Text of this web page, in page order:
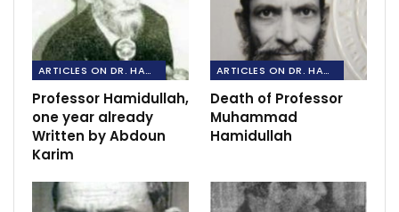
ARTICLES ON DR. HAMIDULLAH
Professor Hamidullah,
one year already
Written by Abdoun
Karim
ARTICLES ON DR. HAMIDULLAH
Death of Professor
Muhammad
Hamidullah